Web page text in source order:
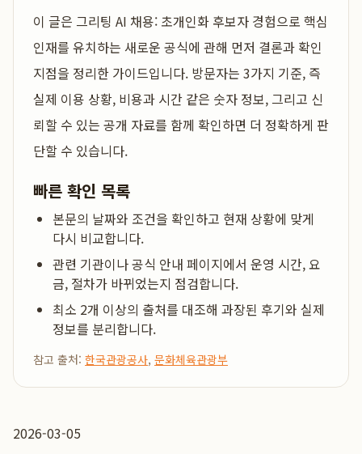
이 글은 그리팅 AI 채용: 초개인화 후보자 경험으로 핵심
인재를 유치하는 새로운 공식에 관해 먼저 결론과 확인
지점을 정리한 가이드입니다. 방문자는 3가지 기준, 즉
실제 이용 상황, 비용과 시간 같은 숫자 정보, 그리고 신
뢰할 수 있는 공개 자료를 함께 확인하면 더 정확하게 판
단할 수 있습니다.
빠른 확인 목록
본문의 날짜와 조건을 확인하고 현재 상황에 맞게
다시 비교합니다.
관련 기관이나 공식 안내 페이지에서 운영 시간, 요
금, 절차가 바뀌었는지 점검합니다.
최소 2개 이상의 출처를 대조해 과장된 후기와 실제
정보를 분리합니다.
참고 출처: 한국관광공사, 문화체육관광부
2026-03-05